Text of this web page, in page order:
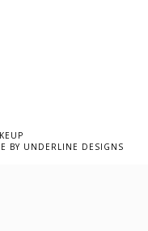
BY UNDERLINE DESIGNS